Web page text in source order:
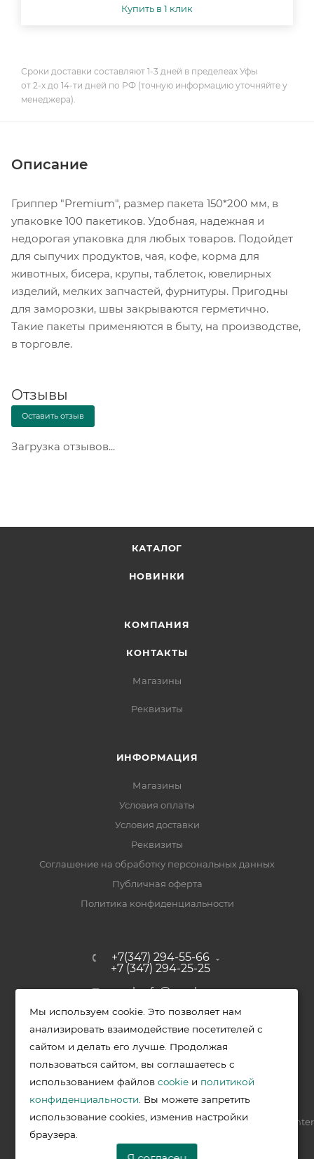
Купить в 1 клик
Сроки доставки составляют 1-3 дней в пределеах Уфы
от 2-х до 14-ти дней по РФ (точную информацию уточняйте у
менеджера).
Описание
Гриппер "Premium", размер пакета 150*200 мм, в
упаковке 100 пакетиков. Удобная, надежная и
недорогая упаковка для любых товаров. Подойдет
для сыпучих продуктов, чая, кофе, корма для
животных, бисера, крупы, таблеток, ювелирных
изделий, мелких запчастей, фурнитуры. Пригодны
для заморозки, швы закрываются герметично.
Такие пакеты применяются в быту, на производстве,
в торговле.
Отзывы
Оставить отзыв
Загрузка отзывов...
КАТАЛОГ
НОВИНКИ
КОМПАНИЯ
КОНТАКТЫ
Магазины
Реквизиты
ИНФОРМАЦИЯ
Магазины
Условия оплаты
Условия доставки
Реквизиты
Соглашение на обработку персональных данных
Публичная оферта
Политика конфиденциальности
+7(347) 294-55-66
+7 (347) 294-25-25
upak-ufa@yandex.ru
Уфимский район, с. Зубово, ул.
Полевая, д. 44/2, к. 2
2026 © Меркурий - упаковочная продукция от ведущих
производителей в Уфе
Разработка —
VIS.center
Мы используем cookie. Это позволяет нам
анализировать взаимодействие посетителей с
сайтом и делать его лучше. Продолжая
пользоваться сайтом, вы соглашаетесь с
использованием файловcookie и политикой
конфиденциальности . Вы можете запретить
использование cookies, изменив настройки
браузера.